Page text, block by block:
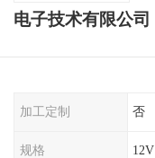
电子技术有限公司
加工定制 否
规格 12V